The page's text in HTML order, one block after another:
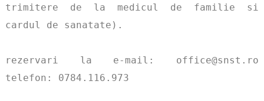
trimitere de la medicul de familie si
cardul de sanatate).
rezervari la e-mail: office@snst.ro
telefon: 0784.116.973